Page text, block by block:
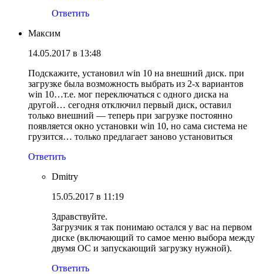
Ответить
Максим
14.05.2017 в 13:48
Подскажите, установил win 10 на внешний диск. при
загрузке была возможность выбрать из 2-х вариантов
win 10…т.е. мог переключаться с одного диска на
другой… сегодня отключил первый диск, оставил
только внешний — теперь при загрузке постоянно
появляется окно установки win 10, но сама система не
грузится… только предлагает заново установиться
Ответить
Dmitry
15.05.2017 в 11:19
Здравствуйте.
Загрузчик я так понимаю остался у вас на первом
диске (включающий то самое меню выбора между
двумя ОС и запускающий загрузку нужной).
Ответить